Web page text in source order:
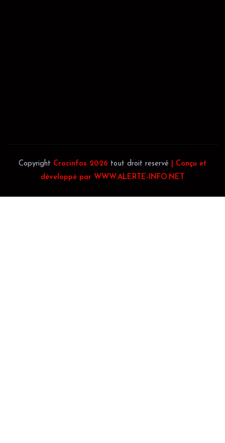
Copyright Crocinfos 2026 tout droit reservé
| Conçu et
développé par WWW.ALERTE-INFO.NET